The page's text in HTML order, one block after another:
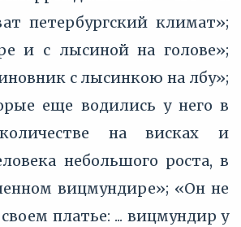
петербургский климат»;
и с лысиной на голове»;
с лысинкою на лбу»;
еще водились у него в
на висках и
небольшого роста, в
вицмундире»; «Он не
платье: ... вицмундир у